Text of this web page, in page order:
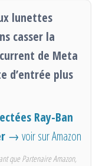
lunettes
casser la
de Meta
d’entrée plus
Ray-Ban
→ voir sur Amazon
que Partenaire Amazon,